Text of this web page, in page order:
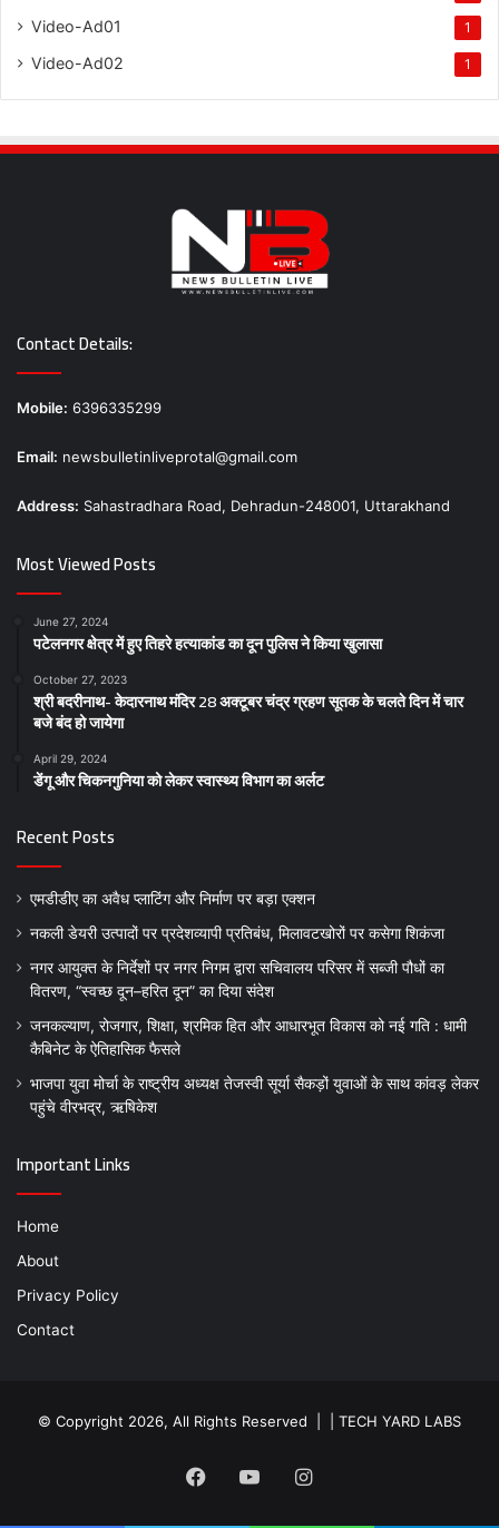
Video-Ad01 1
Video-Ad02 1
Contact Details:
Mobile: 6396335299
Email: newsbulletinliveprotal@gmail.com
Address: Sahastradhara Road, Dehradun-248001, Uttarakhand
Most Viewed Posts
June 27, 2024
पटेलनगर क्षेत्र में हुए तिहरे हत्याकांड का दून पुलिस ने किया खुलासा
October 27, 2023
श्री बदरीनाथ- केदारनाथ मंदिर 28 अक्टूबर चंद्र ग्रहण सूतक के चलते दिन में चार
बजे बंद हो जायेगा
April 29, 2024
डेंगू और चिकनगुनिया को लेकर स्वास्थ्य विभाग का अर्लट
Recent Posts
एमडीडीए का अवैध प्लाटिंग और निर्माण पर बड़ा एक्शन
नकली डेयरी उत्पादों पर प्रदेशव्यापी प्रतिबंध, मिलावटखोरों पर कसेगा शिकंजा
नगर आयुक्त के निर्देशों पर नगर निगम द्वारा सचिवालय परिसर में सब्जी पौधों का
वितरण, “स्वच्छ दून–हरित दून” का दिया संदेश
जनकल्याण, रोजगार, शिक्षा, श्रमिक हित और आधारभूत विकास को नई गति : धामी
कैबिनेट के ऐतिहासिक फैसले
भाजपा युवा मोर्चा के राष्ट्रीय अध्यक्ष तेजस्वी सूर्या सैकड़ों युवाओं के साथ कांवड़ लेकर
पहुंचे वीरभद्र, ऋषिकेश
Important Links
Home
About
Privacy Policy
Contact
© Copyright 2026, All Rights Reserved | | TECH YARD LABS
Facebook
YouTubeInstagram